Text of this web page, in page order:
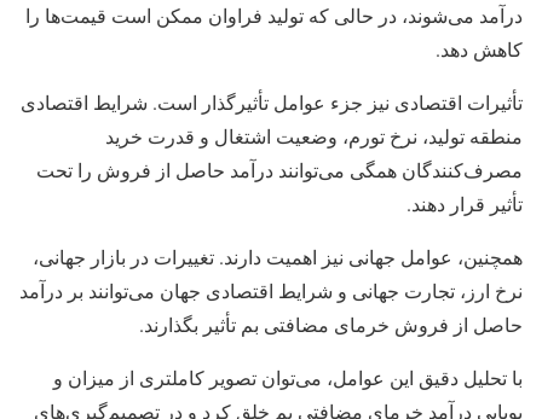
درآمد می‌شوند، در حالی که تولید فراوان ممکن است قیمت‌ها را
کاهش دهد.
تأثیرات اقتصادی نیز جزء عوامل تأثیرگذار است. شرایط اقتصادی
منطقه تولید، نرخ تورم، وضعیت اشتغال و قدرت خرید
مصرف‌کنندگان همگی می‌توانند درآمد حاصل از فروش را تحت
تأثیر قرار دهند.
همچنین، عوامل جهانی نیز اهمیت دارند. تغییرات در بازار جهانی،
نرخ ارز، تجارت جهانی و شرایط اقتصادی جهان می‌توانند بر درآمد
حاصل از فروش خرمای مضافتی بم تأثیر بگذارند.
با تحلیل دقیق این عوامل، می‌توان تصویر کاملتری از میزان و
پویایی درآمد خرمای مضافتی بم خلق کرد و در تصمیم‌گیری‌های